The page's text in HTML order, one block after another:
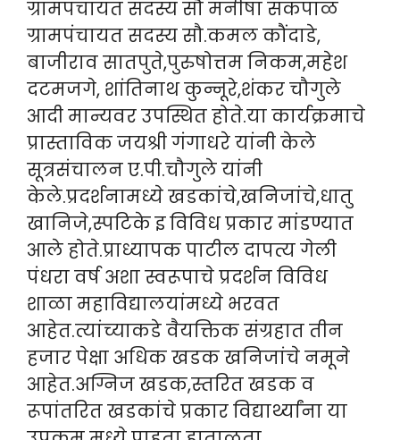
ग्रामपंचायत सदस्य सौ मनीषा संकपाळ
ग्रामपंचायत सदस्य सौ.कमल कौंदाडे,
बाजीराव सातपुते,पुरुषोत्तम निकम,महेश
दटमजगे, शांतिनाथ कुन्नूरे,शंकर चौगुले
आदी मान्यवर उपस्थित होते.या कार्यक्रमाचे
प्रास्ताविक जयश्री गंगाधरे यांनी केले
सूत्रसंचालन ए.पी.चौगुले यांनी
केले.प्रदर्शनामध्ये खडकांचे,खनिजांचे,धातु
खानिजे,स्पटिके इ विविध प्रकार मांडण्यात
आले होते.प्राध्यापक पाटील दापत्य गेली
पंधरा वर्ष अशा स्वरूपाचे प्रदर्शन विविध
शाळा महाविद्यालयांमध्ये भरवत
आहेत.त्यांच्याकडे वैयक्तिक संग्रहात तीन
हजार पेक्षा अधिक खडक खनिजांचे नमूने
आहेत.अग्निज खडक,स्तरित खडक व
रूपांतरित खडकांचे प्रकार विद्यार्थ्यांना या